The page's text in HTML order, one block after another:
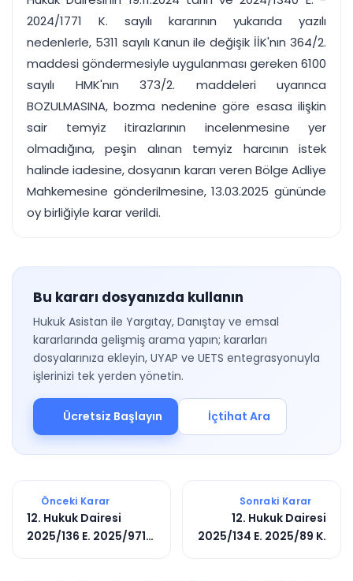
2024/1771 K. sayılı kararının yukarıda yazılı
nedenlerle, 5311 sayılı Kanun ile değişik İİK'nın 364/2.
maddesi göndermesiyle uygulanması gereken 6100
sayılı HMK'nın 373/2. maddeleri uyarınca
BOZULMASINA, bozma nedenine göre esasa ilişkin
sair temyiz itirazlarının incelenmesine yer
olmadığına, peşin alınan temyiz harcının istek
halinde iadesine, dosyanın kararı veren Bölge Adliye
Mahkemesine gönderilmesine, 13.03.2025 gününde
oy birliğiyle karar verildi.
Bu kararı dosyanızda kullanın
Hukuk Asistan ile Yargıtay, Danıştay ve emsal
kararlarında gelişmiş arama yapın; kararları
dosyalarınıza ekleyin, UYAP ve UETS entegrasyonuyla
işlerinizi tek yerden yönetin.
Ücretsiz Başlayın İçtihat Ara
Önceki Karar
12. Hukuk Dairesi
2025/136 E. 2025/971
Sonraki Karar
12. Hukuk Dairesi
2025/134 E. 2025/89 K.